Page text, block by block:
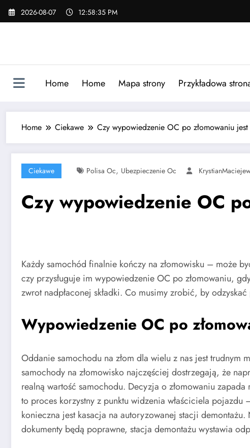
Skip
2026-08-07 12:58:36 PM
Home Home Mapa strony Przykładowa
Home Ciekawe Czy wypowiedzenie OC po złomowaniu
Ciekawe Polisa Oc, Ubezpieczenie Oc
Czy wypowiedzenie OC
Każdy samochód finalnie kończy na złomowisku – może
czy przysługuje im wypowiedzenie OC po złomowaniu,
zwrot nadpłaconej składki. Co musimy zrobić, by
Wypowiedzenie OC po
Oddanie samochodu na złom dla wielu z nas jest trudnym
samochody na złomowisko najczęściej dostrzegają, że
realną wartość samochodu. Decyzja o złomowaniu
to proces korzystny z punktu widzenia właściciela
konieczna jest kasacja na autoryzowanej stacji
dokumenty będą poprawne, stacja demontażu wystawia